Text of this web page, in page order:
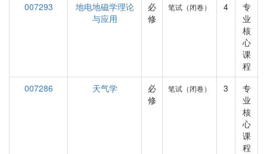
007293
地电地磁学理论
与应用
必
修
笔试（闭卷） 4
专
业
核
心
课
程
007286
天气学
必
修
笔试（闭卷） 3
专
业
核
心
课
程